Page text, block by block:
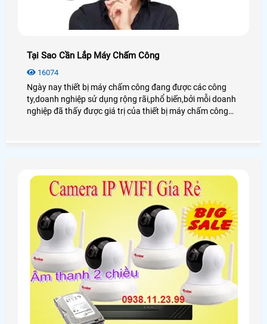
Tại Sao Cần Lắp Máy Chấm Công
16074
Ngày nay thiết bị máy chấm công đang được các công
ty,doanh nghiệp sử dụng rộng rãi,phổ biến,bởi mỗi doanh
nghiệp đã thấy được giá trị của thiết bị máy chấm công